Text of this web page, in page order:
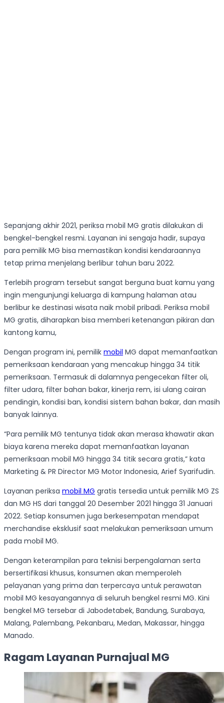
Sepanjang akhir 2021, periksa mobil MG gratis dilakukan di
bengkel-bengkel resmi. Layanan ini sengaja hadir, supaya
para pemilik MG bisa memastikan kondisi kendaraannya
tetap prima menjelang berlibur tahun baru 2022.
Terlebih program tersebut sangat berguna buat kamu yang
ingin mengunjungi keluarga di kampung halaman atau
berlibur ke destinasi wisata naik mobil pribadi. Periksa mobil
MG gratis, diharapkan bisa memberi ketenangan pikiran dan
kantong kamu,
Dengan program ini, pemilik mobil MG dapat memanfaatkan
pemeriksaan kendaraan yang mencakup hingga 34 titik
pemeriksaan. Termasuk di dalamnya pengecekan filter oli,
filter udara, filter bahan bakar, kinerja rem, isi ulang cairan
pendingin, kondisi ban, kondisi sistem bahan bakar, dan masih
banyak lainnya.
“Para pemilik MG tentunya tidak akan merasa khawatir akan
biaya karena mereka dapat memanfaatkan layanan
pemeriksaan mobil MG hingga 34 titik secara gratis,” kata
Marketing & PR Director MG Motor Indonesia, Arief Syarifudin.
Layanan periksa mobil MG gratis tersedia untuk pemilik MG ZS
dan MG HS dari tanggal 20 Desember 2021 hingga 31 Januari
2022. Setiap konsumen juga berkesempatan mendapat
merchandise eksklusif saat melakukan pemeriksaan umum
pada mobil MG.
Dengan keterampilan para teknisi berpengalaman serta
bersertifikasi khusus, konsumen akan memperoleh
pelayanan yang prima dan terpercaya untuk perawatan
mobil MG kesayangannya di seluruh bengkel resmi MG. Kini
bengkel MG tersebar di Jabodetabek, Bandung, Surabaya,
Malang, Palembang, Pekanbaru, Medan, Makassar, hingga
Manado.
Ragam Layanan Purnajual MG